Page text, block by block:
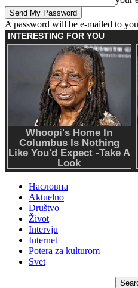
A password will be e-mailed to
Насловна
Aktuelno
Društvo
Život
Intervju
Internet
Potera za kulturom
Svet